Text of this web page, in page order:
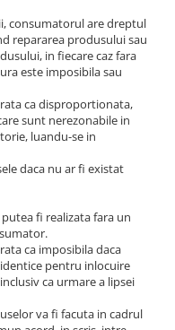
consumatorul are dreptul
repararea produsului sau
in fiecare caz fara
este imposibila sau
ca disproportionata,
sunt nerezonabile in
luandu-se in
daca nu ar fi existat
fi realizata fara un
ca imposibila daca
pentru inlocuire
ca urmare a lipsei
va fi facuta in cadrul